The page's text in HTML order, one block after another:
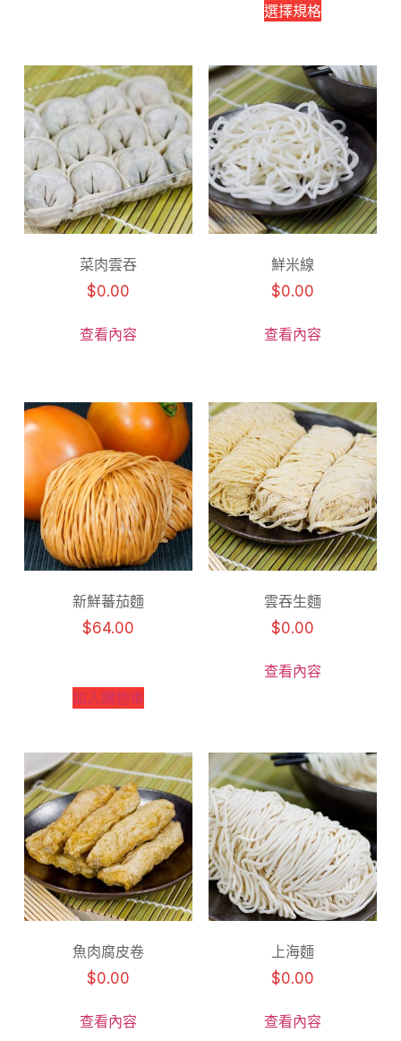
選擇規格
菜肉雲吞
$0.00
查看內容
鮮米線
$0.00
查看內容
新鮮蕃茄麵
$64.00
加入購物車
雲吞生麵
$0.00
查看內容
魚肉腐皮卷
$0.00
查看內容
上海麵
$0.00
查看內容